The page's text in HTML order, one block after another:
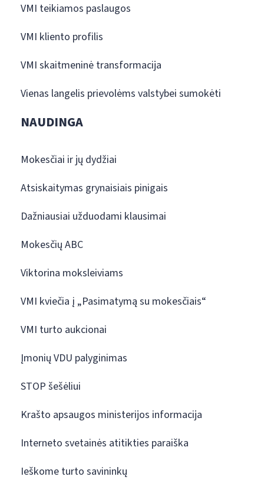
VMI teikiamos paslaugos
VMI kliento profilis
VMI skaitmeninė transformacija
Vienas langelis prievolėms valstybei sumokėti
NAUDINGA
Mokesčiai ir jų dydžiai
Atsiskaitymas grynaisiais pinigais
Dažniausiai užduodami klausimai
Mokesčių ABC
Viktorina moksleiviams
VMI kviečia į „Pasimatymą su mokesčiais“
VMI turto aukcionai
Įmonių VDU palyginimas
STOP šešėliui
Krašto apsaugos ministerijos informacija
Interneto svetainės atitikties paraiška
Ieškome turto savininkų